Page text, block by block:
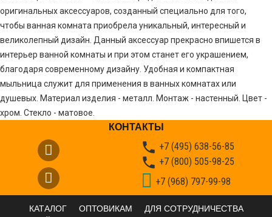
оригинальных аксессуаров, созданный специально для того,
чтобы ванная комната приобрела уникальный, интересный и
великолепный дизайн. Данный аксессуар прекрасно впишется в
интерьер ванной комнаты и при этом станет его украшением,
благодаря современному дизайну. Удобная и компактная
мыльница служит для применения в ванных комнатах или
душевых. Материал изделия - металл. Монтаж - настенный. Цвет -
хром. Стекло - матовое.
КОНТАКТЫ
 +7 (495) 638-56-85
 +7 (800) 505-98-25
+7 (968) 797-99-98
КАТАЛОГ ОПТОВИКАМ
ДЛЯ СОТРУДНИЧЕСТВА